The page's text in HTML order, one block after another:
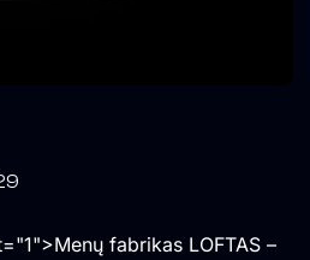
fabrikas LOFTAS –